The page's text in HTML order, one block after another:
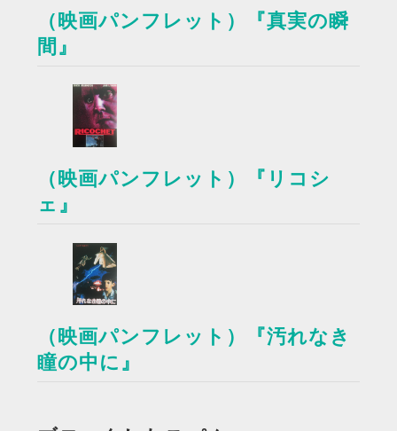
（映画パンフレット）『真実の瞬
間』
（映画パンフレット）『リコシ
ェ』
（映画パンフレット）『汚れなき
瞳の中に』